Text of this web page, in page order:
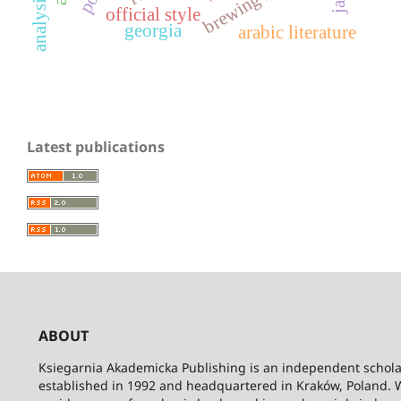
official style
arabic literature
georgia
Latest publications
ABOUT
Ksiegarnia Akademicka Publishing is an independent
established in 1992 and headquartered in Kraków, Poland.